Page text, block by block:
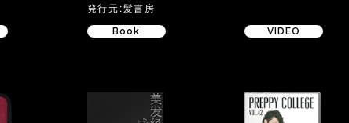
発行元:髪書房
Book VIDEO